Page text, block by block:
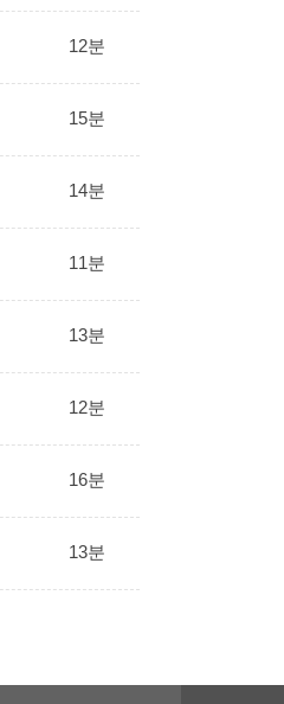
12분
15분
14분
11분
13분
12분
16분
13분